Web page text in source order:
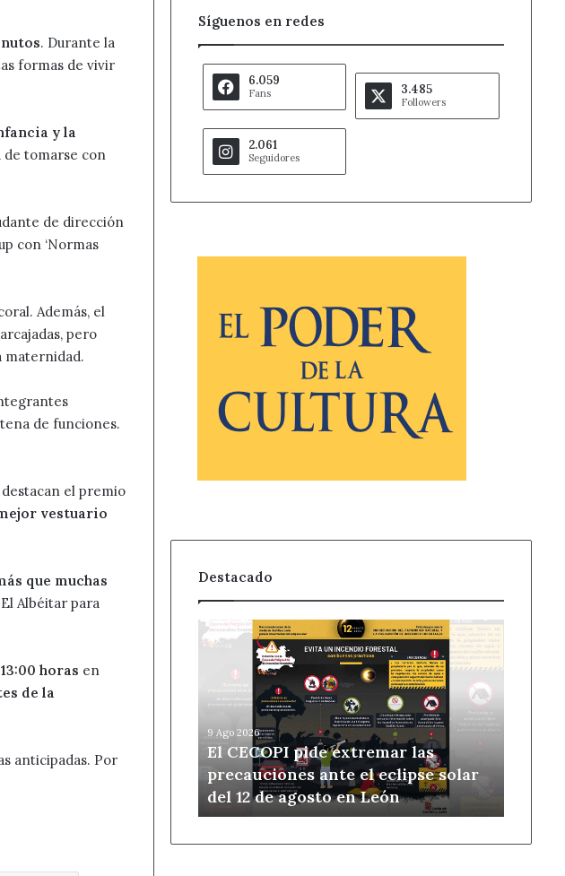
. Durante la
formas de vivir
y la
de tomarse con
de dirección
con ‘Normas
Además, el
pero
maternidad.
de funciones.
el premio
vestuario
que muchas
Albéitar para
horas en
de la
anticipadas. Por
Síguenos en redes
6.059
Fans 3.485
Followers
2.061
Seguidores
Destacado
El
CECOPI
extremar
ante
eclipse
solar
del
9 Ago 2026
El CECOPI pide extremar las
precauciones ante el eclipse solar
del 12 de agosto en León